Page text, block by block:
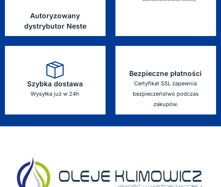
Autoryzowany
dystrybutor Neste
Szybka dostawa
Wysyłka już w 24h
Bezpieczne płatności
Certyfikat SSL zapewnia
bezpieczeństwo podczas
zakupów.